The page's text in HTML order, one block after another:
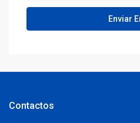
Contactos